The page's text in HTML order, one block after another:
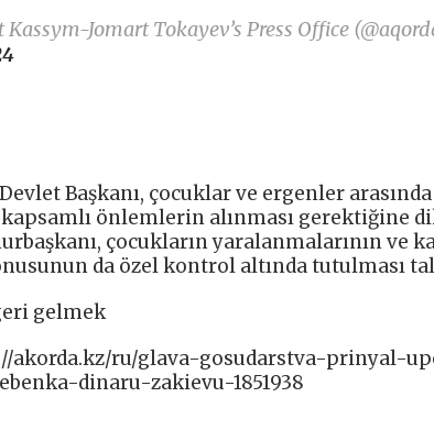
Jomart Tokayev’s Press Office
Başkanı, çocuklar ve ergenler
önlemlerin alınması gerektiğine
çocukların yaralanmalarının ve
da özel kontrol altında tutulması
gelmek
akorda.kz/ru/glava-gosudarstva-prinyal-
dinaru-zakievu-1851938